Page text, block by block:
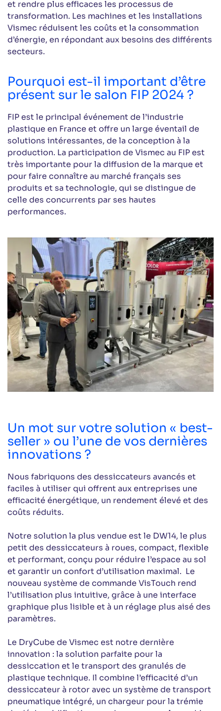
et rendre plus efficaces les processus de
transformation. Les machines et les installations
Vismec réduisent les coûts et la consommation
d’énergie, en répondant aux besoins des différents
secteurs.
Pourquoi est-il important d’être
présent sur le salon FIP 2024 ?
FIP est le principal événement de l’industrie
plastique en France et offre un large éventail de
solutions intéressantes, de la conception à la
production. La participation de Vismec au FIP est
très importante pour la diffusion de la marque et
pour faire connaître au marché français ses
produits et sa technologie, qui se distingue de
celle des concurrents par ses hautes
performances.
Un mot sur votre solution « best-
seller » ou l’une de vos dernières
innovations ?
Nous fabriquons des dessiccateurs avancés et
faciles à utiliser qui offrent aux entreprises une
efficacité énergétique, un rendement élevé et des
coûts réduits.
Notre solution la plus vendue est le DW14, le plus
petit des dessiccateurs à roues, compact, flexible
et performant, conçu pour réduire l’espace au sol
et garantir un confort d’utilisation maximal. Le
nouveau système de commande VisTouch rend
l’utilisation plus intuitive, grâce à une interface
graphique plus lisible et à un réglage plus aisé des
paramètres.
Le DryCube de Vismec est notre dernière
innovation : la solution parfaite pour la
dessiccation et le transport des granulés de
plastique technique. Il combine l’efficacité d’un
dessiccateur à rotor avec un système de transport
pneumatique intégré, un chargeur pour la trémie